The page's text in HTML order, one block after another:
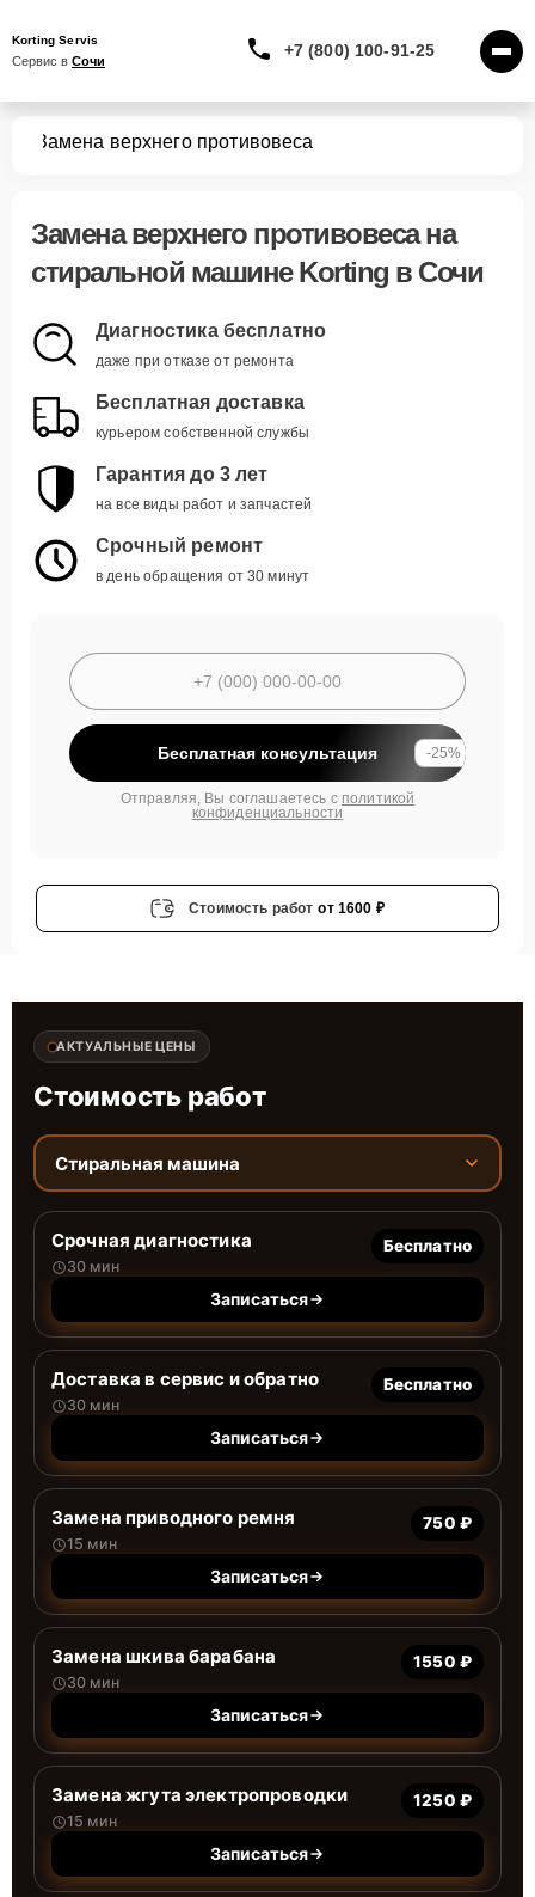
Korting Servis
Сервис в Сочи
+7 (800) 100-91-25
Замена верхнего противовеса
Замена верхнего противовесана
стиральной машине Korting в Сочи
Диагностика бесплатно
даже при отказе от ремонта
Бесплатная доставка
курьером собственной службы
Гарантия до 3 лет
на все виды работ и запчастей
Срочный ремонт
в день обращения от 30 минут
Бесплатная консультация -25%
Отправляя, Вы соглашаетесь с политикой
конфиденциальности
Стоимость работ от 1600 ₽
АКТУАЛЬНЫЕ ЦЕНЫ
Стоимость работ
Стиральная машина
Срочная диагностика
30 мин
Бесплатно
Записаться
Доставка в сервис и обратно
30 мин
Бесплатно
Записаться
Замена приводного ремня
15 мин
750 ₽
Записаться
Замена шкива барабана
30 мин
1550 ₽
Записаться
Замена жгута электропроводки
15 мин
1250 ₽
Записаться